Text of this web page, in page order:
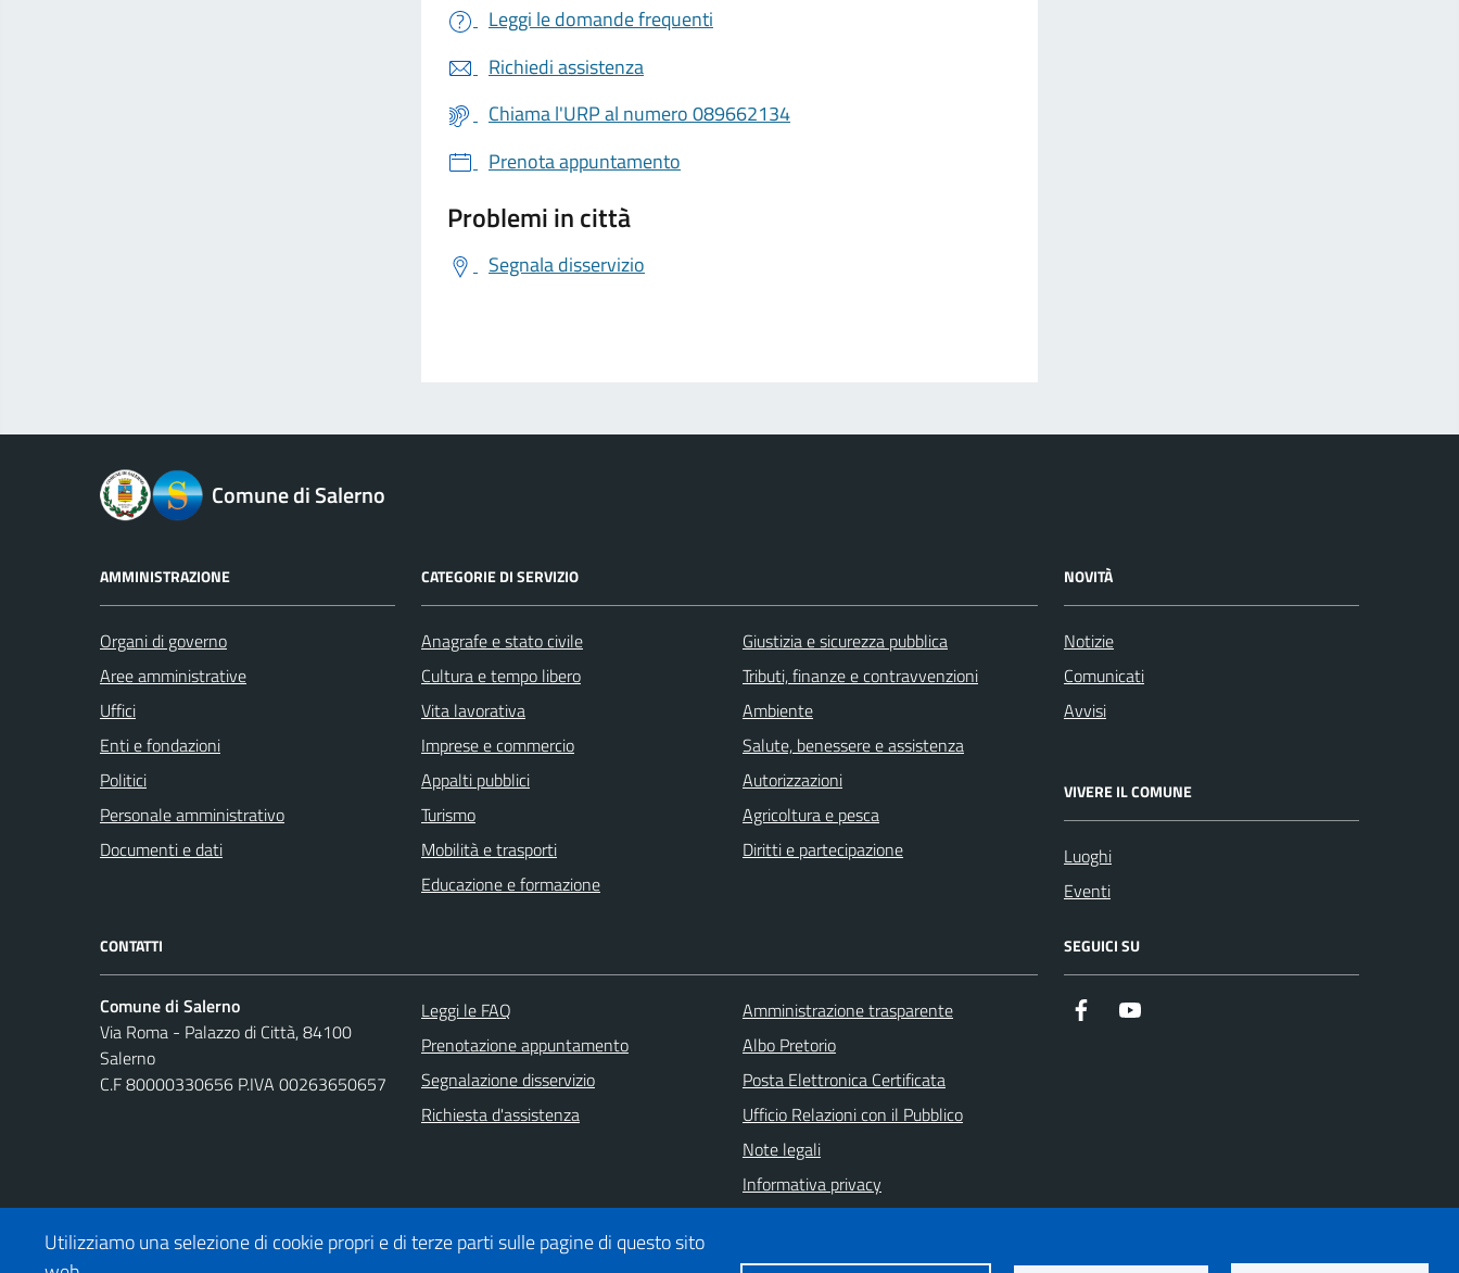
Utilizziamo una selezione di cookie propri e di terze parti sulle pagine di questo sito
Leggi le domande frequenti
Richiedi assistenza
Chiama l'URP al numero 089662134
Prenota appuntamento
Problemi in città
Segnala disservizio
logo Unione EuropeaComune di Salerno
AMMINISTRAZIONE
Organi di governo
Aree amministrative
Uffici
Enti e fondazioni
Politici
Personale amministrativo
Documenti e dati
CATEGORIE DI SERVIZIO
Anagrafe e stato civile
Cultura e tempo libero
Vita lavorativa
Imprese e commercio
Appalti pubblici
Turismo
Mobilità e trasporti
Educazione e formazione
Giustizia e sicurezza pubblica
Tributi, finanze e contravvenzioni
Ambiente
Salute, benessere e assistenza
Autorizzazioni
Agricoltura e pesca
Diritti e partecipazione
NOVITÀ
Notizie
Comunicati
Avvisi
VIVERE IL COMUNE
Luoghi
Eventi
CONTATTI
Comune di Salerno
Via Roma - Palazzo di Città, 84100
Salerno
C.F 80000330656 P.IVA 00263650657
Leggi le FAQ
Prenotazione appuntamento
Segnalazione disservizio
Richiesta d'assistenza
Amministrazione trasparente
Albo Pretorio
Posta Elettronica Certificata
Ufficio Relazioni con il Pubblico
Note legali
Informativa privacy
SEGUICI SU
https://it-it.facebook.com/ComuneSalerno